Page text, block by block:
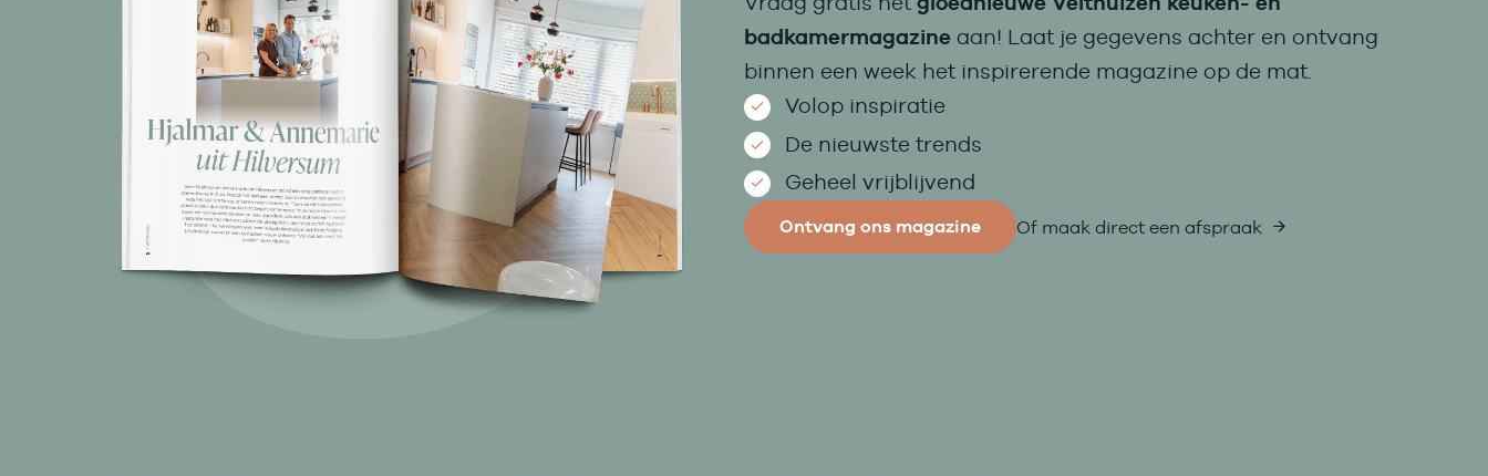
badkamermagazine aan! Laat je gegevens achter en ontvang
binnen een week het inspirerende magazine op de mat.
Volop inspiratie
De nieuwste trends
Geheel vrijblijvend
Ontvang ons magazine Of maak direct een afspraak